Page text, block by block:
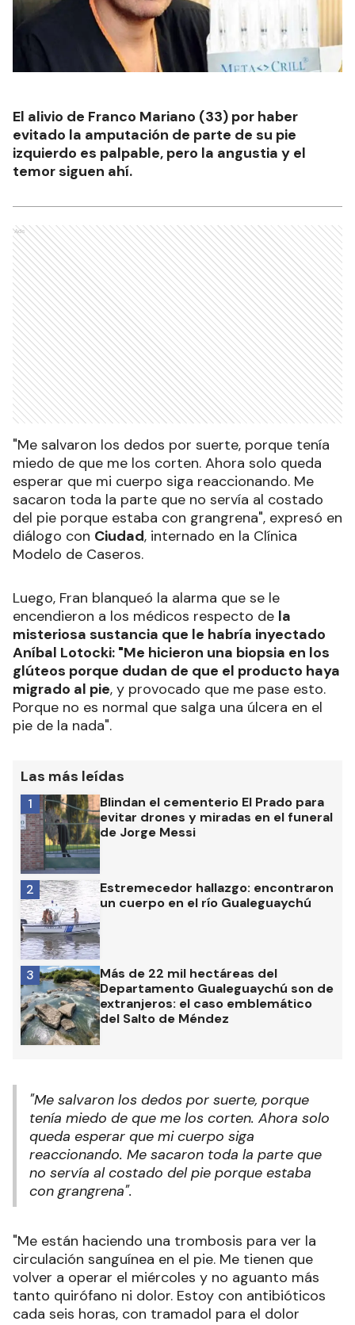
El alivio de Franco Mariano (33) por haber
evitado la amputación de parte de su pie
izquierdo es palpable, pero la angustia y el
temor siguen ahí.
Ads
"Me salvaron los dedos por suerte, porque tenía
miedo de que me los corten. Ahora solo queda
esperar que mi cuerpo siga reaccionando. Me
sacaron toda la parte que no servía al costado
del pie porque estaba con grangrena", expresó en
diálogo con Ciudad, internado en la Clínica
Modelo de Caseros.
Luego, Fran blanqueó la alarma que se le
encendieron a los médicos respecto de la
misteriosa sustancia que le habría inyectado
Aníbal Lotocki: "Me hicieron una biopsia en los
glúteos porque dudan de que el producto haya
migrado al pie, y provocado que me pase esto.
Porque no es normal que salga una úlcera en el
pie de la nada".
Las más leídas
Blindan el cementerio El Prado para
evitar drones y miradas en el funeral
de Jorge Messi
1
Estremecedor hallazgo: encontraron
un cuerpo en el río Gualeguaychú
2
Más de 22 mil hectáreas del
Departamento Gualeguaychú son de
extranjeros: el caso emblemático
del Salto de Méndez
3
"Me salvaron los dedos por suerte, porque
tenía miedo de que me los corten. Ahora solo
queda esperar que mi cuerpo siga
reaccionando. Me sacaron toda la parte que
no servía al costado del pie porque estaba
con grangrena".
"Me están haciendo una trombosis para ver la
circulación sanguínea en el pie. Me tienen que
volver a operar el miércoles y no aguanto más
tanto quirófano ni dolor. Estoy con antibióticos
cada seis horas, con tramadol para el dolor